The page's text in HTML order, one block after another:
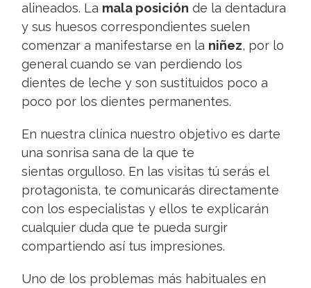
alineados. La mala posición de la dentadura
y sus huesos correspondientes suelen
comenzar a manifestarse en la niñez, por lo
general cuando se van perdiendo los
dientes de leche y son sustituidos poco a
poco por los dientes permanentes.
En nuestra clínica nuestro objetivo es darte
una sonrisa sana de la que te
sientas orgulloso. En las visitas tú serás el
protagonista, te comunicarás directamente
con los especialistas y ellos te explicarán
cualquier duda que te pueda surgir
compartiendo así tus impresiones.
Uno de los problemas más habituales en